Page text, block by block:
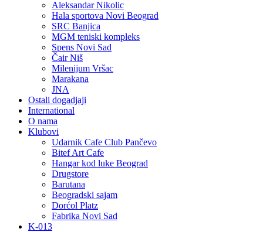
Aleksandar Nikolic
Hala sportova Novi Beograd
SRC Banjica
MGM teniski kompleks
Spens Novi Sad
Čair Niš
Milenijum Vršac
Marakana
JNA
Ostali dogadjaji
International
O nama
Klubovi
Udarnik Cafe Club Pančevo
Bitef Art Cafe
Hangar kod luke Beograd
Drugstore
Barutana
Beogradski sajam
Dorćol Platz
Fabrika Novi Sad
K-013